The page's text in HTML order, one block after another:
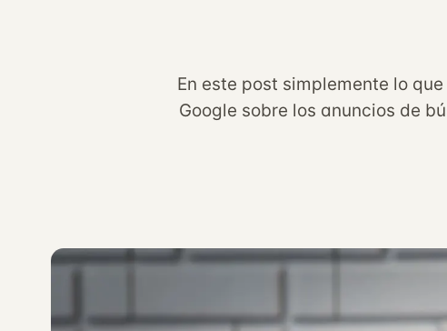
En este post simplemente lo
Google sobre los anuncios de